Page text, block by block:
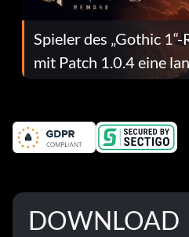
Spieler des „Gothic
mit Patch 1.0.4 eine
Fehlerbehebungen
DOWNLOAD